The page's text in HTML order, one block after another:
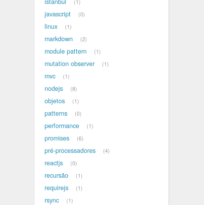
1
javascript 0
linux 1
markdown 2
module pattern 1
mutation observer 1
mvc 1
nodejs 8
objetos 1
patterns 0
performance 1
promises 6
pré-processadores 4
reactjs 0
recursão 1
requirejs 1
rsync 1